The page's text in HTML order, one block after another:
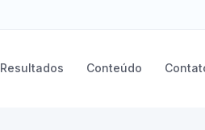
Resultados Conteúdo